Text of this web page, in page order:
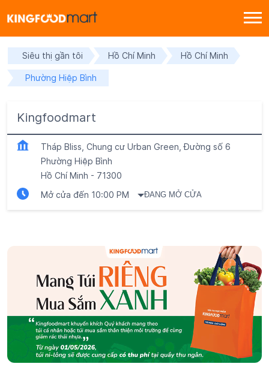
Siêu thị gần tôi Hồ Chí Minh Hồ Chí Minh
Phường Hiệp Bình
Kingfoodmart
Tháp Bliss, Chung cư Urban Green, Đường số 6
Phường Hiệp Bình
Hồ Chí Minh - 71300
Mở cửa đến 10:00 PM
ĐANG MỞ CỬA